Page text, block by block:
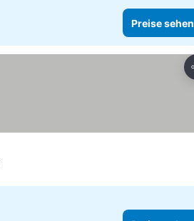
Preise sehen